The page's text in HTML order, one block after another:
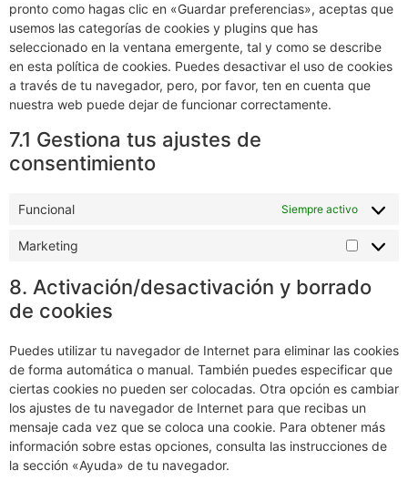
pronto como hagas clic en «Guardar preferencias», aceptas que
usemos las categorías de cookies y plugins que has
seleccionado en la ventana emergente, tal y como se describe
en esta política de cookies. Puedes desactivar el uso de cookies
a través de tu navegador, pero, por favor, ten en cuenta que
nuestra web puede dejar de funcionar correctamente.
7.1 Gestiona tus ajustes de
consentimiento
Funcional Siempre activo
Marketing
8. Activación/desactivación y borrado
de cookies
Puedes utilizar tu navegador de Internet para eliminar las cookies
de forma automática o manual. También puedes especificar que
ciertas cookies no pueden ser colocadas. Otra opción es cambiar
los ajustes de tu navegador de Internet para que recibas un
mensaje cada vez que se coloca una cookie. Para obtener más
información sobre estas opciones, consulta las instrucciones de
la sección «Ayuda» de tu navegador.